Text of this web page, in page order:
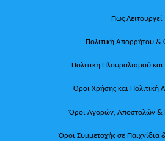
Πως Λειτουργεί
Πολιτική Απορρήτου &
Πολιτική Πλουραλισμού και
Όροι Χρήσης και Πολιτική
Όροι Αγορών, Αποστολών &
Όροι Συμμετοχής σε Παιχνίδια